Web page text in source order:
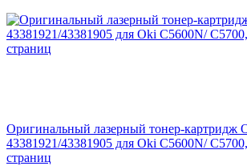
Оригинальный лазерный тонер-картридж
43381921/43381905 для Oki C5600N/
страниц